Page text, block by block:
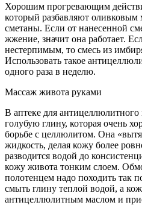
Хорошим прогревающим
который разбавляют оливковым
сметаны. Если от нанесенной
жжение, значит она работает.
нестерпимым, то смесь из
Использовать такое
одного раза в неделю.
Массаж живота руками
В аптеке для
голубую глину, которая очень
борьбе с целлюлитом. Она
жидкость, делая кожу более
разводится водой до
кожу живота тонким слоем.
полотенцем надо походить так
смыть глину теплой водой, а
антицеллюлитным маслом и